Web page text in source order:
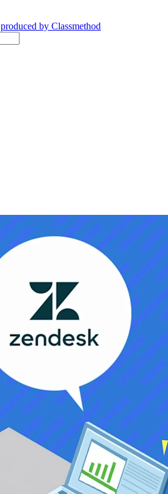
produced by Classmethod